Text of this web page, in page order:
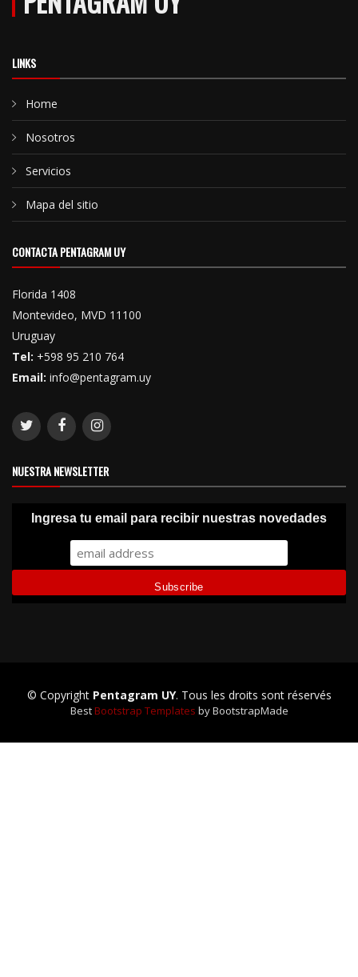
LINKS
Home
Nosotros
Servicios
Mapa del sitio
CONTACTA PENTAGRAM UY
Florida 1408
Montevideo, MVD 11100
Uruguay
Tel: +598 95 210 764
Email: info@pentagram.uy
NUESTRA NEWSLETTER
Ingresa tu email para recibir nuestras novedades
© Copyright Pentagram UY. Tous les droits sont réservés
Best Bootstrap Templates by BootstrapMade